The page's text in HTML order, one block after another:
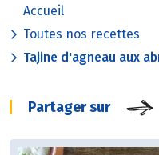
Accueil
Toutes nos recettes
Tajine d'agneau aux
Partager sur